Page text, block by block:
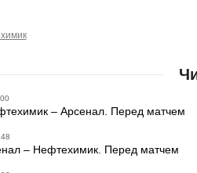
– Арсенал. Перед матчем
– Нефтехимик. Перед матчем